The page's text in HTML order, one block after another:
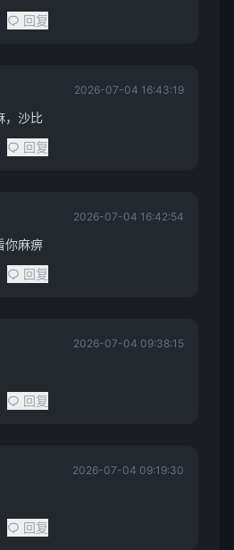
回复
2026-07-04 16:43:19
，沙比
回复
2026-07-04 16:42:54
你麻痹
回复
2026-07-04 09:38:15
回复
2026-07-04 09:19:30
回复